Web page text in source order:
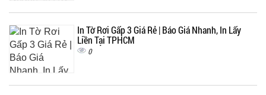
In Tờ Rơi Gấp 3 Giá Rẻ | Báo Giá Nhanh, In Lấy
Liền Tại TPHCM
0